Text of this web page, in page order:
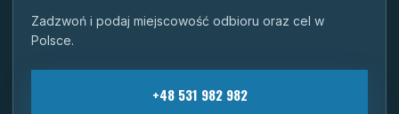
Zadzwoń i podaj miejscowość odbioru oraz cel w
Polsce.
+48 531 982 982